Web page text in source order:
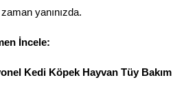
yanınızda.
İncele:
Kedi Köpek Hayvan Tüy Bakım